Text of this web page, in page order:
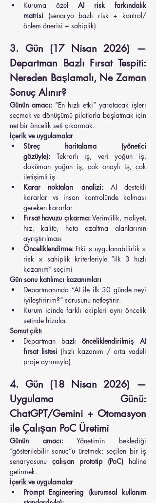
Kuruma özel AI risk farkındalık
matrisi (senaryo bazlı risk + kontrol/
önlem önerisi + sahiplik)
3. Gün (17 Nisan 2026) —
Departman Bazlı Fırsat Tespiti:
Nereden Başlamalı, Ne Zaman
Sonuç Alınır?
Günün amacı: “En hızlı etki” yaratacak işleri
seçmek ve dönüşümü pilotlarla başlatmak için
net bir öncelik seti çıkarmak.
İçerik ve uygulamalar
Süreç haritalama (yönetici
gözüyle): Tekrarlı iş, veri yoğun iş,
doküman yoğun iş, çok onaylı iş, çok
iletişimli iş
Karar noktaları analizi: AI destekli
kararlar vs insan kontrolünde kalması
gereken kararlar
Fırsat havuzu çıkarma: Verimlilik, maliyet,
hız, kalite, hata azaltma alanlarının
ayrıştırılması
Önceliklendirme: Etki × uygulanabilirlik ×
risk × sahiplik kriterleriyle “ilk 3 hızlı
kazanım” seçimi
Gün sonu katılımcı kazanımları
Departmanında “AI ile ilk 30 günde neyi
iyileştiririm?” sorusunu netleştirir.
Kurum içinde farklı ekipleri aynı öncelik
setinde hizalar.
Somut çıktı
Departman bazlı önceliklendirilmiş AI
fırsat listesi (hızlı kazanım / orta vadeli
proje ayrımıyla)
4. Gün (18 Nisan 2026) —
Uygulama Günü:
ChatGPT/Gemini + Otomasyon
ile Çalışan PoC Üretimi
Günün amacı: Yönetimin beklediği
“gösterilebilir sonuç”u üretmek: seçilen bir iş
senaryosunu çalışan prototip (PoC) haline
getirmek.
İçerik ve uygulamalar
Prompt Engineering (kurumsal kullanım